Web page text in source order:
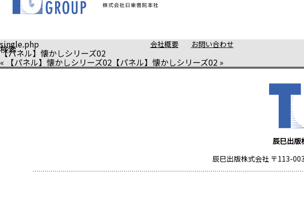
会社概要 お問い合わせ
検索
single.php
【パネル】懐かしシリーズ02
« 【パネル】懐かしシリーズ02 【パネル】懐かしシリーズ02 »
辰巳出
辰巳出版株式会社 〒113-